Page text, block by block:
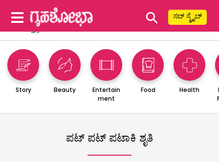
⚲ ಸಬ್ ಸ್ಕ್ರೈಬ್
Story Beauty
Entertain
ment
Food Health
ಪಟ್ ಪಟ್ ಪಟಾಕಿ ಶೃತಿ